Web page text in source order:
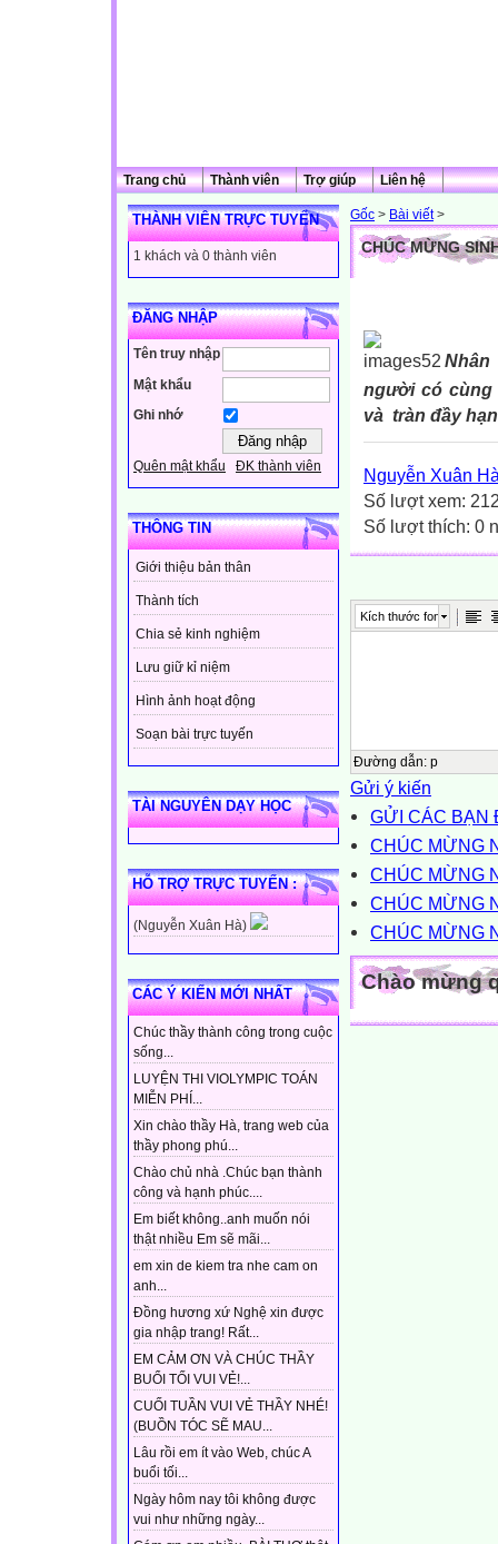
Trang chủ Thành viên Trợ giúp Liên hệ
THÀNH VIÊN TRỰC TUYẾN
1 khách và 0 thành viên
ĐĂNG NHẬP
Tên truy nhập
Mật khẩu
Ghi nhớ
Quên mật khẩu ĐK thành viên
THÔNG TIN
Giới thiệu bản thân
Thành tích
Chia sẻ kinh nghiệm
Lưu giữ kỉ niệm
Hình ảnh hoạt động
Soạn bài trực tuyến
TÀI NGUYÊN DẠY HỌC
HỖ TRỢ TRỰC TUYẾN :
(Nguyễn Xuân Hà)
CÁC Ý KIẾN MỚI NHẤT
Chúc thầy thành công trong cuộc
sống...
LUYỆN THI VIOLYMPIC TOÁN
MIỄN PHÍ...
Xin chào thầy Hà, trang web của
thầy phong phú...
Chào chủ nhà .Chúc bạn thành
công và hạnh phúc....
Em biết không..anh muốn nói
thật nhiều Em sẽ mãi...
em xin de kiem tra nhe cam on
anh...
Đồng hương xứ Nghệ xin được
gia nhập trang! Rất...
EM CẢM ƠN VÀ CHÚC THẦY
BUỔI TỐI VUI VẺ!...
CUỐI TUẦN VUI VẺ THẦY NHÉ!
(BUỒN TÓC SẼ MAU...
Lâu rồi em ít vào Web, chúc A
buổi tối...
Ngày hôm nay tôi không được
vui như những ngày...
Gốc > Bài viết>
CHÚC MỪNG
người có cùng
và tràn đầy
Nguyễn Xuân
Số lượt xem:
Số lượt thích: 0
Kích thước font
Đường dẫn: p
Gửi ý kiến
GỬI CÁC BẠN
CHÚC MỪNG
CHÚC MỪNG
CHÚC MỪNG
CHÚC MỪNG
Chào mừng